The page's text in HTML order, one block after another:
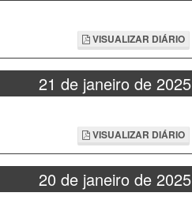
VISUALIZAR DIÁRIO
21 de janeiro de 2025
VISUALIZAR DIÁRIO
20 de janeiro de 2025